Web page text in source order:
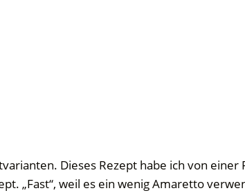
Dieses Rezept habe ich von
„Fast“, weil es ein wenig Amaretto